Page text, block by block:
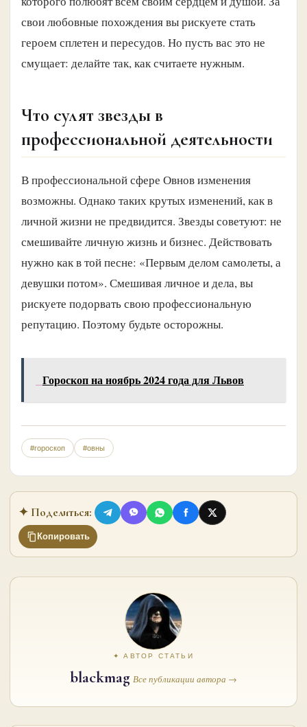
свои любовные похождения вы рискуете стать
героем сплетен и пересудов. Но пусть вас это не
смущает: делайте так, как считаете нужным.
Что сулят звезды в
профессиональной деятельности
В профессиональной сфере Овнов изменения
возможны. Однако таких крутых изменений, как в
личной жизни не предвидится. Звезды советуют: не
смешивайте личную жизнь и бизнес. Действовать
нужно как в той песне: «Первым делом самолеты, а
девушки потом». Смешивая личное и дела, вы
рискуете подорвать свою профессиональную
репутацию. Поэтому будьте осторожны.
Гороскоп на ноябрь 2024 года для Львов
#гороскоп #овны
✦ Поделиться:
Копировать
✦ АВТОР СТАТЬИ
blackmag Все публикации автора →